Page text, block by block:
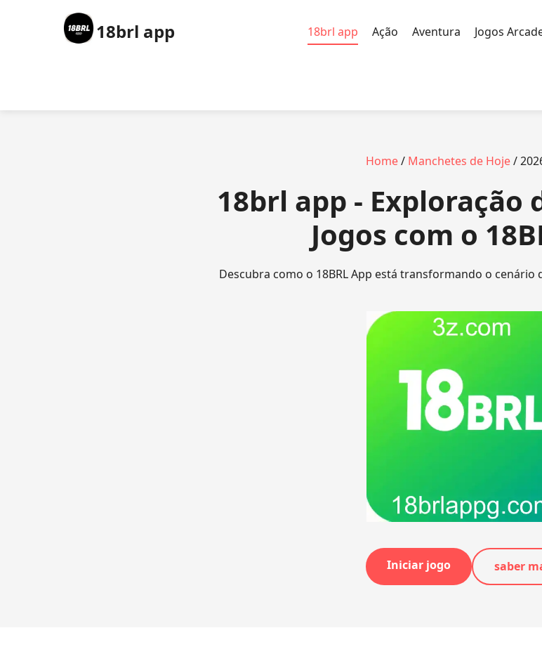
18brl app 18brl app Ação Aventura Jogos
Home/ Manchetes de Hoje/
18brl app - Exploração
Jogos com o
Descubra como o 18BRL App está transformando o cenário
Iniciar jogo saber